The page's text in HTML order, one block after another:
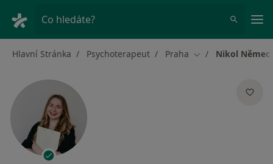
Co hledáte?
Hlavní Stránka Psychoterapeut Praha Změna města
Nikol Němec